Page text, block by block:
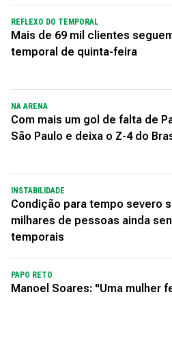
REFLEXO DO TEMPORAL
Mais de 69 mil clientes
temporal de quinta-feira
NA ARENA
Com mais um gol de falta de
São Paulo e deixa o Z-4 do
INSTABILIDADE
Condição para tempo severo
milhares de pessoas ainda
temporais
PAPO RETO
Manoel Soares: "Uma mulher